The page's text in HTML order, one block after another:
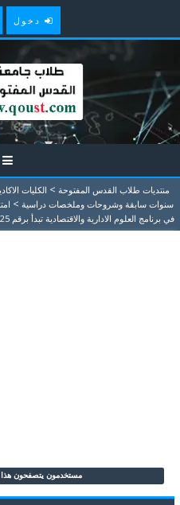
دخول
منتديات طلاب القدس المفتوحة >الكليات
سنوات سابقة وشروحات وملخصات دراسية >
في برنامج العلوم الادارية والاقتصادية تبدأ برقم 42xx 4225 إدارة
مستخدمون يتصفحون هذا القسم :